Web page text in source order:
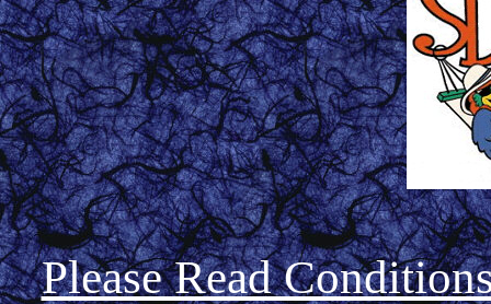
Please Read